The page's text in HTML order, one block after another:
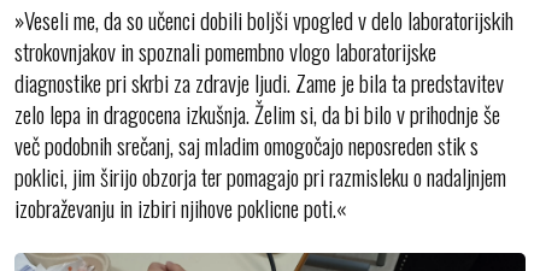
»Veseli me, da so učenci dobili boljši vpogled v delo laboratorijskih
strokovnjakov in spoznali pomembno vlogo laboratorijske
diagnostike pri skrbi za zdravje ljudi. Zame je bila ta predstavitev
zelo lepa in dragocena izkušnja. Želim si, da bi bilo v prihodnje še
več podobnih srečanj, saj mladim omogočajo neposreden stik s
poklici, jim širijo obzorja ter pomagajo pri razmisleku o nadaljnjem
izobraževanju in izbiri njihove poklicne poti.«